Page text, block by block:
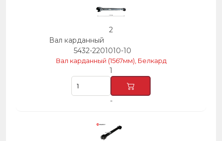
2
Вал карданный
5432-2201010-10
Вал карданный (1567мм), Белкард
1
-